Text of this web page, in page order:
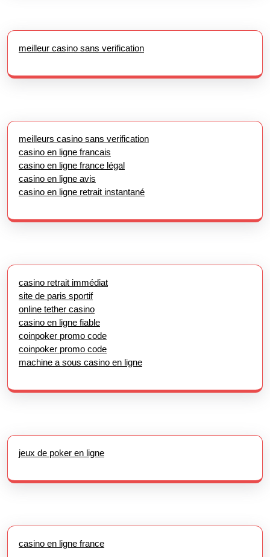
meilleur casino sans verification
meilleurs casino sans verification
casino en ligne francais
casino en ligne france légal
casino en ligne avis
casino en ligne retrait instantané
casino retrait immédiat
site de paris sportif
online tether casino
casino en ligne fiable
coinpoker promo code
coinpoker promo code
machine a sous casino en ligne
jeux de poker en ligne
casino en ligne france